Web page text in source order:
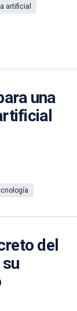
artificial
una
del